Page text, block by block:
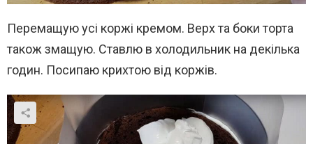
Перемащую усі коржі кремом. Верх та боки торта
також змащую. Ставлю в холодильник на декілька
годин. Посипаю крихтою від коржів.